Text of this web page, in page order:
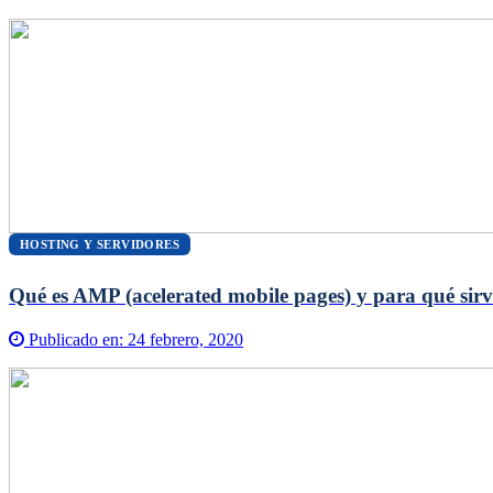
HOSTING Y SERVIDORES
Qué es AMP (acelerated mobile pages) y para qué
Publicado en: 24 febrero, 2020